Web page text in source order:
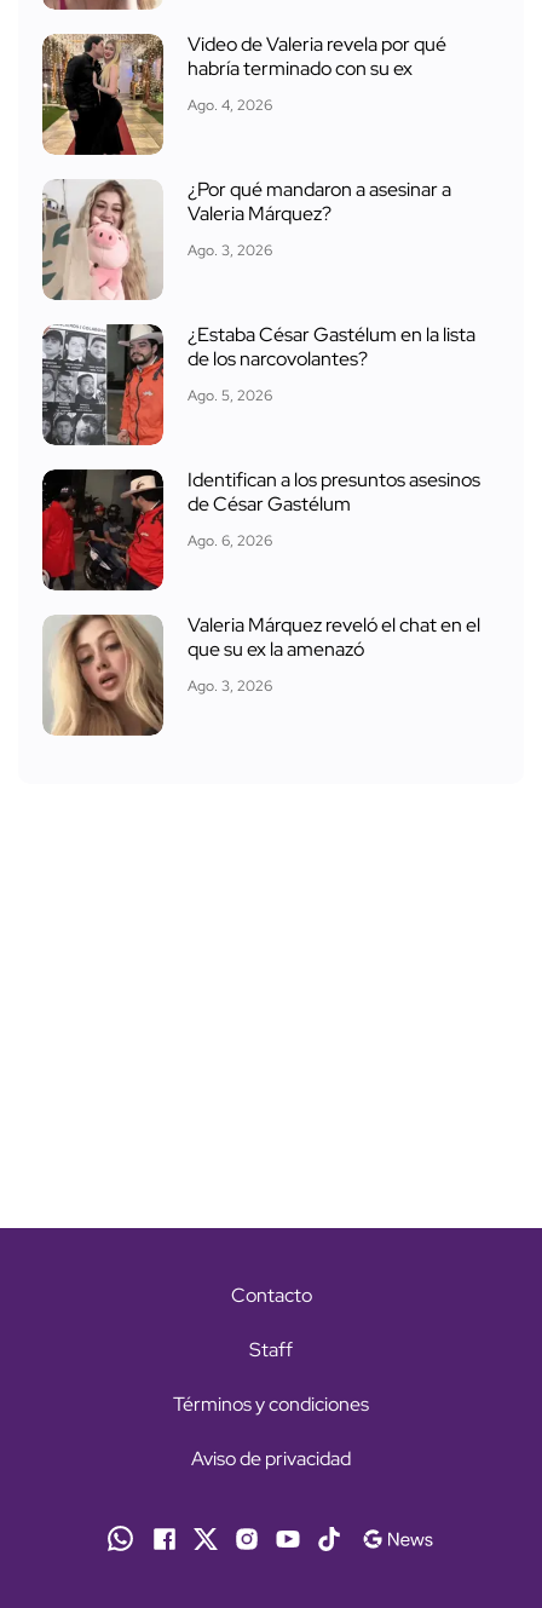
Video de Valeria revela por qué
habría terminado con su ex
Ago. 4, 2026
¿Por qué mandaron a asesinar a
Valeria Márquez?
Ago. 3, 2026
¿Estaba César Gastélum en la lista
de los narcovolantes?
Ago. 5, 2026
Identifican a los presuntos asesinos
de César Gastélum
Ago. 6, 2026
Valeria Márquez reveló el chat en el
que su ex la amenazó
Ago. 3, 2026
Contacto
Staff
Términos y condiciones
Aviso de privacidad